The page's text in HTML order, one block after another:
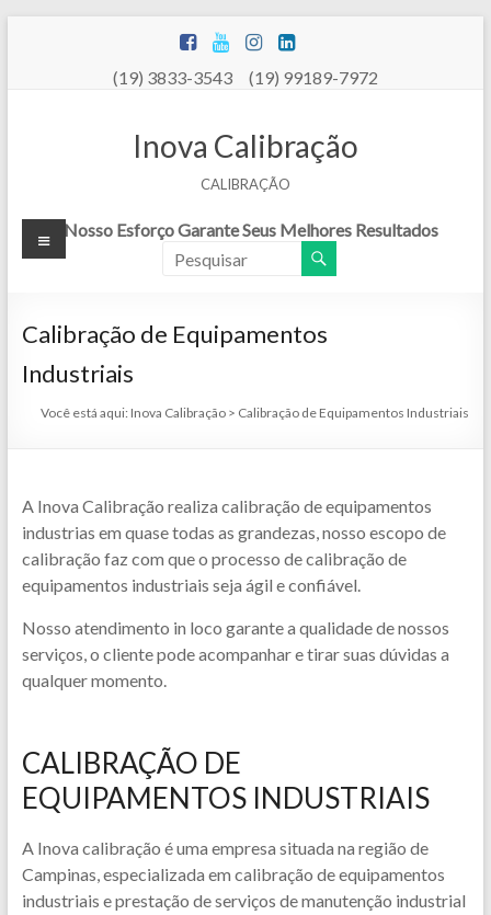
(19) 3833-3543 (19) 99189-7972
Inova Calibração
CALIBRAÇÃO
Nosso Esforço Garante Seus Melhores Resultados
Menu
Calibração de Equipamentos
Industriais
Você está aqui: Inova Calibração > Calibração de Equipamentos Industriais
A Inova Calibração realiza calibração de equipamentos
industrias em quase todas as grandezas, nosso escopo de
calibração faz com que o processo de calibração de
equipamentos industriais seja ágil e confiável.
Nosso atendimento in loco garante a qualidade de nossos
serviços, o cliente pode acompanhar e tirar suas dúvidas a
qualquer momento.
CALIBRAÇÃO DE
EQUIPAMENTOS INDUSTRIAIS
A Inova calibração é uma empresa situada na região de
Campinas, especializada em calibração de equipamentos
industriais e prestação de serviços de manutenção industrial